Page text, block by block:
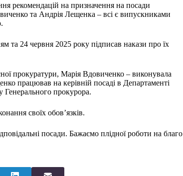
рекомендацій на призначення на посади
та Андрія Лещенка – всі є випускниками
та 24 червня 2025 року підписав накази про їх
прокуратури, Марія Вдовиченко – виконувала
працював на керівній посаді в Департаменті
Генерального прокурора.
своїх обов’язків.
посади. Бажаємо плідної роботи на благо